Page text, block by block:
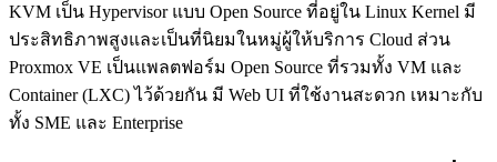
KVM เป็น Hypervisor แบบ Open Source ที่อยู่ใน Linux Kernel มี
ประสิทธิภาพสูงและเป็นที่นิยมในหมู่ผู้ให้บริการ Cloud ส่วน
Proxmox VE เป็นแพลตฟอร์ม Open Source ที่รวมทั้ง VM และ
Container (LXC) ไว้ด้วยกัน มี Web UI ที่ใช้งานสะดวก เหมาะกับ
ทั้ง SME และ Enterprise